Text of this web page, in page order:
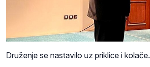
Druženje se nastavilo uz priklice i kolače.